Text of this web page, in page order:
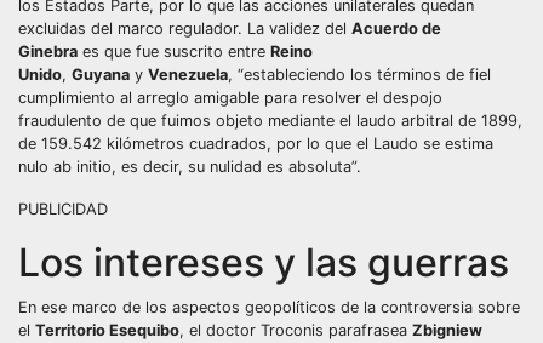
los Estados Parte, por lo que las acciones unilaterales quedan
excluidas del marco regulador. La validez del ⁠ Acuerdo de
Ginebra es que fue suscrito entre Reino
Unido, Guyana y Venezuela, “estableciendo los términos de fiel
cumplimiento al arreglo amigable para resolver el despojo
fraudulento de que fuimos objeto mediante el laudo arbitral de 1899,
de 159.542 kilómetros cuadrados, por lo que el Laudo se estima
nulo ab initio, es decir, su nulidad es absoluta”.
PUBLICIDAD
Los intereses y las guerras
En ese marco de los aspectos geopolíticos de la controversia sobre
el Territorio Esequibo, el doctor Troconis parafrasea Zbigniew